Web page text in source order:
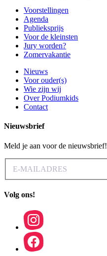
Voorstellingen
Agenda
Publieksprijs
Voor de kleinsten
Jury worden?
Zomervakantie
Nieuws
Voor ouder(s)
Wie zijn wij
Over Podiumkids
Contact
Nieuwsbrief
Meld je aan voor de nieuwsbrief!
Volg ons!